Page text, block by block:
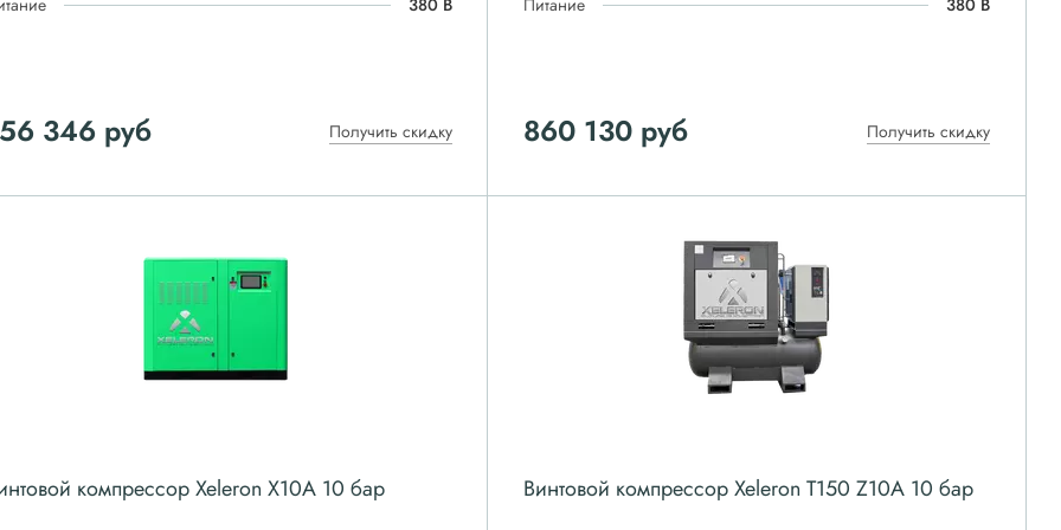
380 В
346 руб Получить скидку
Питание 380 В
860 130руб Получить скидку
компрессор Xeleron X10A 10 бар Винтовой компрессор Xeleron T150 Z10A 10 бар